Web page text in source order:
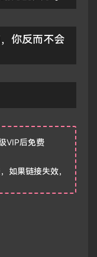
你反而不会
VIP后免费
如果链接失效，